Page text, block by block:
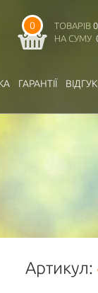
0 ТОВАРІВ 0
НА СУМУ
ГАРАНТІЇ
Артикул: